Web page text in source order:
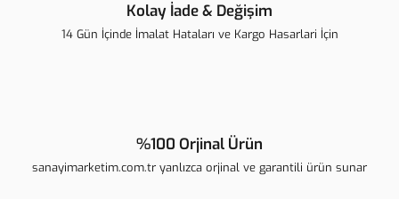
Kolay İade & Değişim
14 Gün İçinde İmalat Hataları ve Kargo Hasarlari İçin
%100 Orjinal Ürün
sanayimarketim.com.tr yanlızca orjinal ve garantili ürün sunar